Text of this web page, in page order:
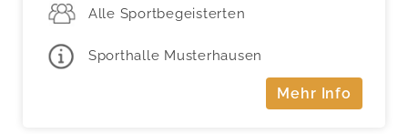
Alle Sportbegeisterten
Sporthalle Musterhausen
Mehr Info